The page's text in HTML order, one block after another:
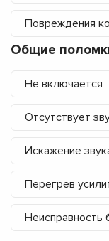
Повреждения
Общие
Не включается
Отсутствует
Искажение
Перегрев
Неисправность